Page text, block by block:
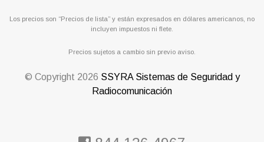
Los precios son “Precios de lista” y están expresados en dólares americanos, no
incluyen impuestos ni flete.
Precios sujetos a cambio sin previo aviso.
© Copyright 2026 SSYRA Sistemas de Seguridad y
Radiocomunicación